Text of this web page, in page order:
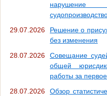
нарушение
29.07.2026
Решение о
без изменения
28.07.2026
Совещание
общей
работы за
28.07.2026
Обзор